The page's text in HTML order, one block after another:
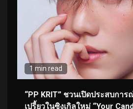
1 min read
“PP KRIT” ชวนเปิดประสบกา
เปรี้ยวในซิงเกิลใหม่ “Your